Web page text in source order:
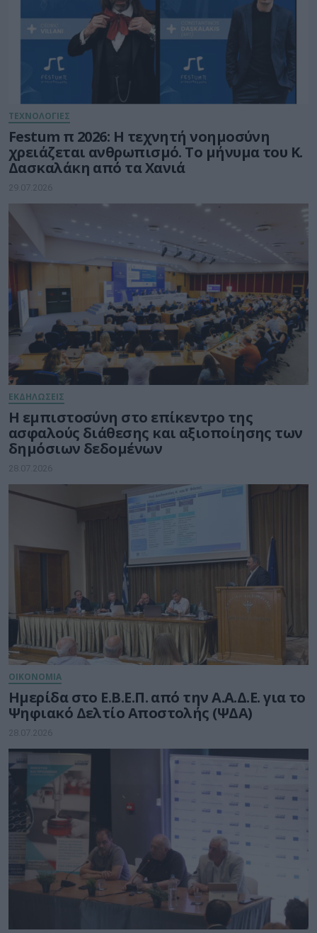
ΤΕΧΝΟΛΟΓΙΕΣ
Festum π 2026: Η τεχνητή νοημοσύνη
χρειάζεται ανθρωπισμό. Το μήνυμα του Κ.
Δασκαλάκη από τα Χανιά
29.07.2026
ΕΚΔΗΛΩΣΕΙΣ
Η εμπιστοσύνη στο επίκεντρο της
ασφαλούς διάθεσης και αξιοποίησης των
δημόσιων δεδομένων
28.07.2026
ΟΙΚΟΝΟΜΙΑ
Ημερίδα στο Ε.Β.Ε.Π. από την Α.Α.Δ.Ε. για το
Ψηφιακό Δελτίο Αποστολής (ΨΔΑ)
28.07.2026